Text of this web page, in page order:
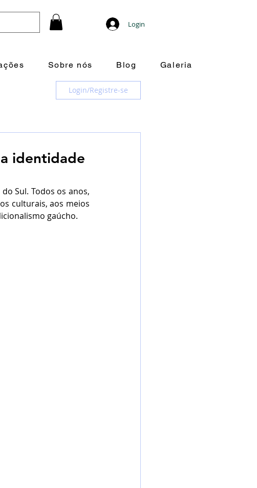
Login
Sobre nós Blog Galeria
Login/Registre-se
identidade
Sul. Todos os anos,
culturais, aos meios
gaúcho.